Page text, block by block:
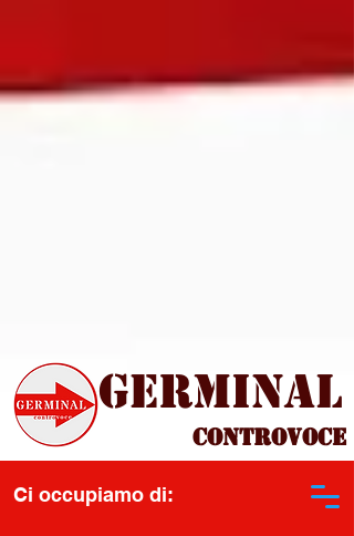
Controvoce
Ci occupiamo di:
Germinal